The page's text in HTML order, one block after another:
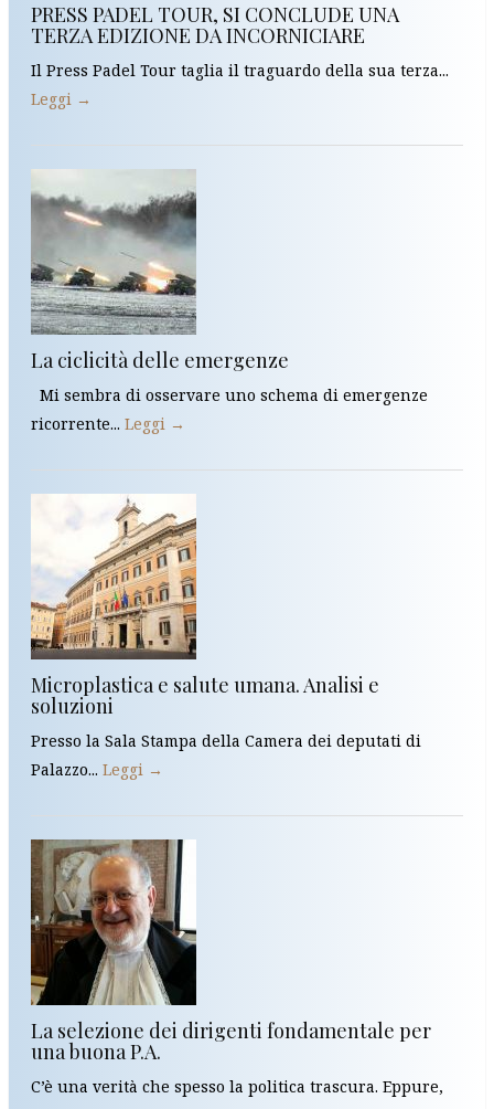
PRESS PADEL TOUR, SI CONCLUDE UNA
TERZA EDIZIONE DA INCORNICIARE
Il Press Padel Tour taglia il traguardo della sua terza...
Leggi →
La ciclicità delle emergenze
Mi sembra di osservare uno schema di emergenze
ricorrente... Leggi →
Microplastica e salute umana. Analisi e
soluzioni
Presso la Sala Stampa della Camera dei deputati di
Palazzo... Leggi →
La selezione dei dirigenti fondamentale per
una buona P.A.
C’è una verità che spesso la politica trascura. Eppure,